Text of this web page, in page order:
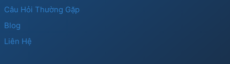
Câu Hỏi Thường Gặp
Blog
Liên Hệ